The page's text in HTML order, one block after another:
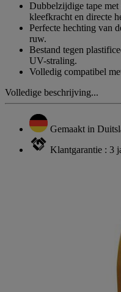
Dubbelzijdige tape met
kleefkracht en directe
Perfecte hechting van
ruw.
Bestand tegen
UV-straling.
Volledig compatibel
Volledige beschrijving...
Gemaakt in
Klantgarantie : 3